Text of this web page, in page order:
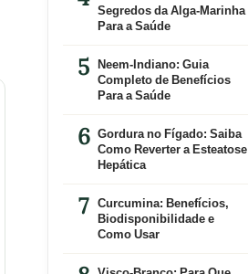
Segredos da Alga-Marinha
Para a Saúde
Neem-Indiano: Guia
Completo de Benefícios
Para a Saúde
Gordura no Fígado: Saiba
Como Reverter a Esteatose
Hepática
Curcumina: Benefícios,
Biodisponibilidade e
Como Usar